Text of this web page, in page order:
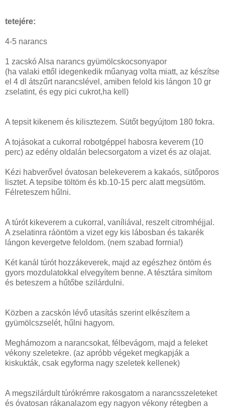
tetejére:
4-5 narancs
1 zacskó Alsa narancs gyümölcskocsonyapor
(ha valaki ettől idegenkedik műanyag volta miatt, az készítse
el 4 dl átszűrt narancslével, amiben felold kis lángon 10 gr
zselatint, és egy pici cukrot,ha kell)
A tepsit kikenem és kilisztezem. Sütőt begyújtom 180 fokra.
A tojásokat a cukorral robotgéppel habosra keverem (10
perc) az edény oldalán belecsorgatom a vizet és az olajat.
Kézi habverővel óvatosan belekeverem a kakaós, sütőporos
lisztet. A tepsibe töltöm és kb.10-15 perc alatt megsütöm.
Félreteszem hűlni.
A túrót kikeverem a cukorral, vaníliával, reszelt citromhéjjal.
A zselatinra ráöntöm a vizet egy kis lábosban és takarék
lángon kevergetve feloldom. (nem szabad forrnia!)
Két kanál túrót hozzákeverek, majd az egészhez öntöm és
gyors mozdulatokkal elvegyítem benne. A tésztára simítom
és beteszem a hűtőbe szilárdulni.
Közben a zacskón lévő utasítás szerint elkészítem a
gyümölcszselét, hűlni hagyom.
Meghámozom a narancsokat, félbevágom, majd a feleket
vékony szeletekre. (az apróbb végeket megkapják a
kiskukták, csak egyforma nagy szeletek kellenek)
A megszilárdult túrókrémre rakosgatom a narancsszeleteket
és óvatosan rákanalazom egy nagyon vékony rétegben a